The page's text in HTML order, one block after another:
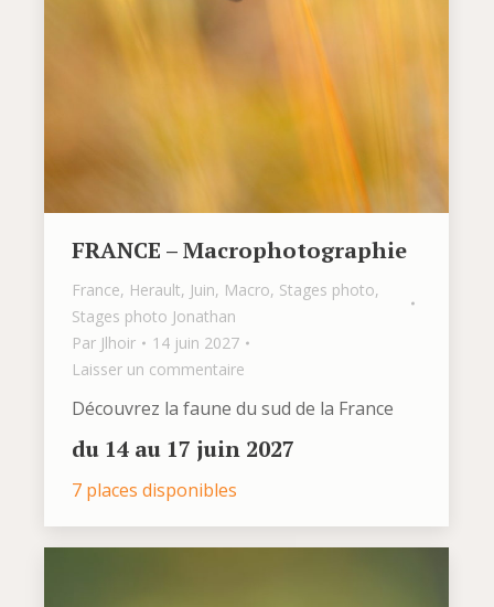
FRANCE – Macrophotographie
France, Herault, Juin, Macro, Stages photo,
Stages photo Jonathan
Par Jlhoir
14 juin 2027
Laisser un commentaire
Découvrez la faune du sud de la France
du 14 au 17 juin 2027
7 places disponibles